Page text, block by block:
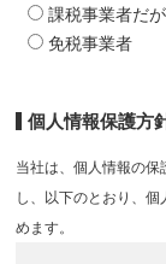
課税事業者だ
免税事業者
個人情報保護方
当社は、個人情報の
し、以下のとおり、
めます。